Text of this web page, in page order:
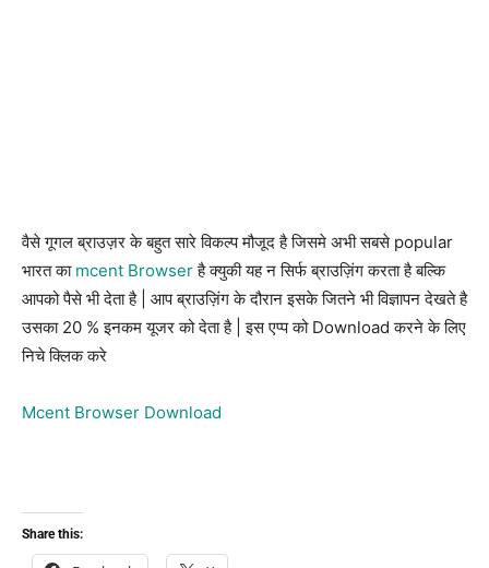
वैसे गूगल ब्राउज़र के बहुत सारे विकल्प मौजूद है जिसमे अभी सबसे popular
भारत का mcent Browserहै क्युकी यह न सिर्फ ब्राउज़िंग करता है बल्कि
आपको पैसे भी देता है | आप ब्राउज़िंग के दौरान इसके जितने भी विज्ञापन देखते है
उसका 20 % इनकम यूजर को देता है | इस एप्प को Download करने के लिए
निचे क्लिक करे
Mcent Browser Download
Share this: